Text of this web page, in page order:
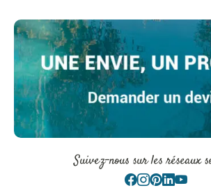
Suivez-nous sur les réseaux